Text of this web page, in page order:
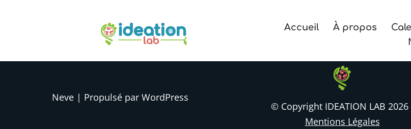
Accueil À propos
Neve | Propulsé par WordPress
© Copyright IDEATION LAB 2026
Mentions Légales